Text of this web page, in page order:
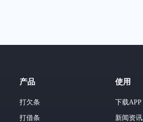
产品
打欠条
打借条
使用
下载APP
新闻资讯